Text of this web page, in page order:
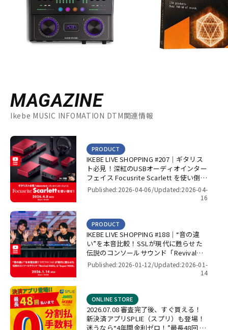
MAGAZINE
Ikebe MUSIC INFOMATION DTM関連情報
IKEBE LIVE SHOPPING #207｜ギタリス
ト必見！深紅のUSBオーディオインター
フェイス Focusrite Scarlett を使い倒
せ！【presented by パワーレック】
PRODUCT
Published:2026-04-06/Updated:2026-04-
16
IKEBE LIVE SHOPPING #188｜“音の違
い”を本音比較！SSLが現代に甦らせた
伝説のコンソールサウンド「Revival
4000」＆「Super 9000」【presented
PRODUCT
Published:2026-01-12/Updated:2026-01-
14
2026.07.08 審査完了後、すぐ買える！
新決済アプリSPLIE（スプリ）も登場！
迷うなら“4年間金利ゼロ！”最長48回 無
ONLINE STORE